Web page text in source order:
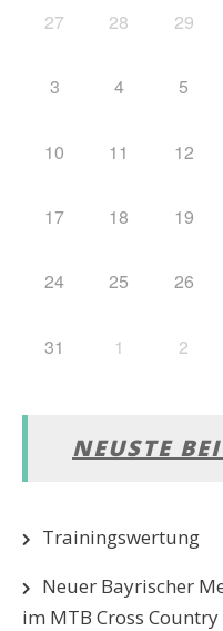
27 28 29
3 4 5
10 11 12
17 18 19
24 25 26
31 1 2
NEUSTE
Trainingswertung
Neuer Bayrischer
im MTB Cross Country